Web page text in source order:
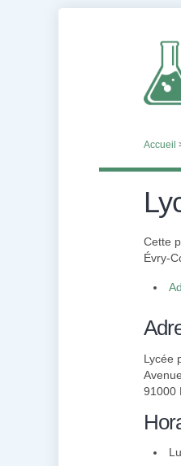
Accueil
Cette
Évry-
Lycée
91000